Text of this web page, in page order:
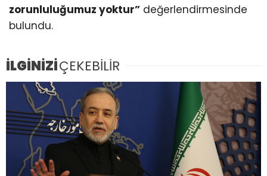
zorunluluğumuz yoktur” değerlendirmesinde
bulundu.
İLGİNİZİÇEKEBİLİR